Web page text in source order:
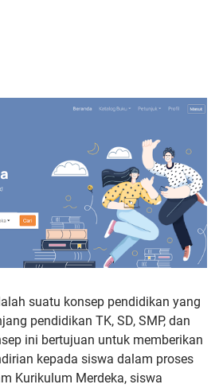
suatu konsep pendidikan yang
pendidikan TK, SD, SMP, dan
ini bertujuan untuk memberikan
kepada siswa dalam proses
Kurikulum Merdeka, siswa